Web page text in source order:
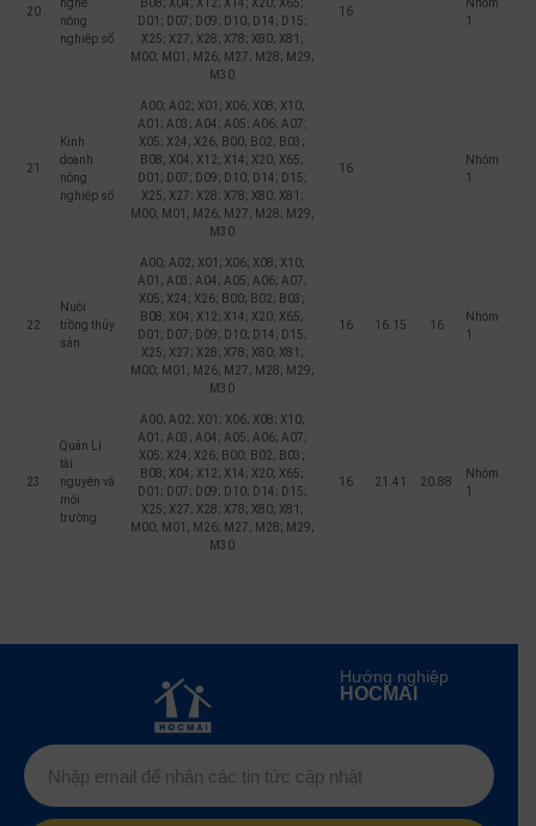
20
nghệ
nông
nghiệp số
B08; X04; X12; X14; X20; X65;
D01; D07; D09; D10; D14; D15;
X25; X27; X28; X78; X80; X81;
M00; M01; M26; M27; M28; M29;
M30
16
Nhóm
1
21
Kinh
doanh
nông
nghiệp số
A00; A02; X01; X06; X08; X10;
A01; A03; A04; A05; A06; A07;
X05; X24; X26; B00; B02; B03;
B08; X04; X12; X14; X20; X65;
D01; D07; D09; D10; D14; D15;
X25; X27; X28; X78; X80; X81;
M00; M01; M26; M27; M28; M29;
M30
16
Nhóm
1
22
Nuôi
trồng thủy
sản
A00; A02; X01; X06; X08; X10;
A01; A03; A04; A05; A06; A07;
X05; X24; X26; B00; B02; B03;
B08; X04; X12; X14; X20; X65;
D01; D07; D09; D10; D14; D15;
X25; X27; X28; X78; X80; X81;
M00; M01; M26; M27; M28; M29;
M30
16 16.15 16
Nhóm
1
23
Quản Lí
tài
nguyên và
môi
trường
A00; A02; X01; X06; X08; X10;
A01; A03; A04; A05; A06; A07;
X05; X24; X26; B00; B02; B03;
B08; X04; X12; X14; X20; X65;
D01; D07; D09; D10; D14; D15;
X25; X27; X28; X78; X80; X81;
M00; M01; M26; M27; M28; M29;
M30
16 21.41 20.88
Nhóm
1
Hướng nghiệp
HOCMAI